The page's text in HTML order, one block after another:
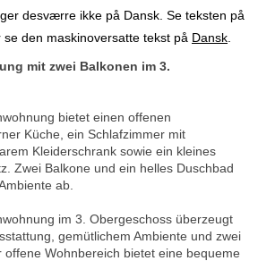
desværre ikke på Dansk. Se teksten på
se den maskinoversatte tekst på Dansk
mit zwei Balkonen im 3.
bietet einen offenen
Küche, ein Schlafzimmer mit
Kleiderschrank sowie ein kleines
Zwei Balkone und ein helles Duschbad
ab.
im 3. Obergeschoss überzeugt
gemütlichem Ambiente und zwei
offene Wohnbereich bietet eine bequeme